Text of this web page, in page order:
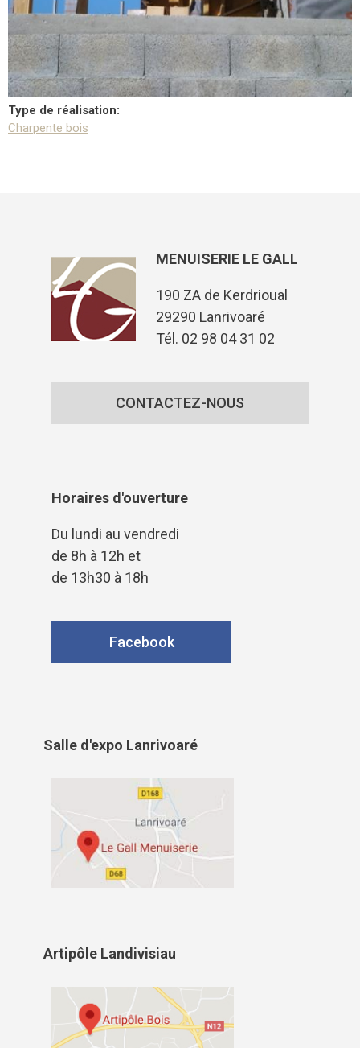
Type de réalisation:
Charpente bois
MENUISERIE LE GALL
190 ZA de Kerdrioual
29290 Lanrivoaré
Tél. 02 98 04 31 02
CONTACTEZ-NOUS
Horaires d'ouverture
Du lundi au vendredi
de 8h à 12h et
de 13h30 à 18h
Facebook
Salle d'expo Lanrivoaré
Artipôle Landivisiau